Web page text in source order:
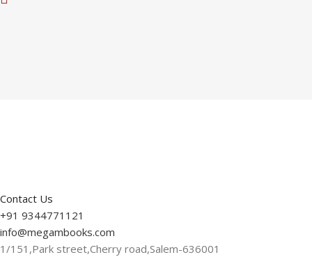
Contact Us
+91 9344771121
info@megambooks.com
1/151,Park street,Cherry road,Salem-636001